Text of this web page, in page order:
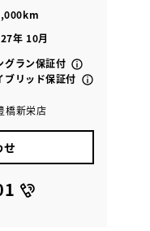
年 10月
グラン保証付
ブリッド保証付
橋新栄店
せ